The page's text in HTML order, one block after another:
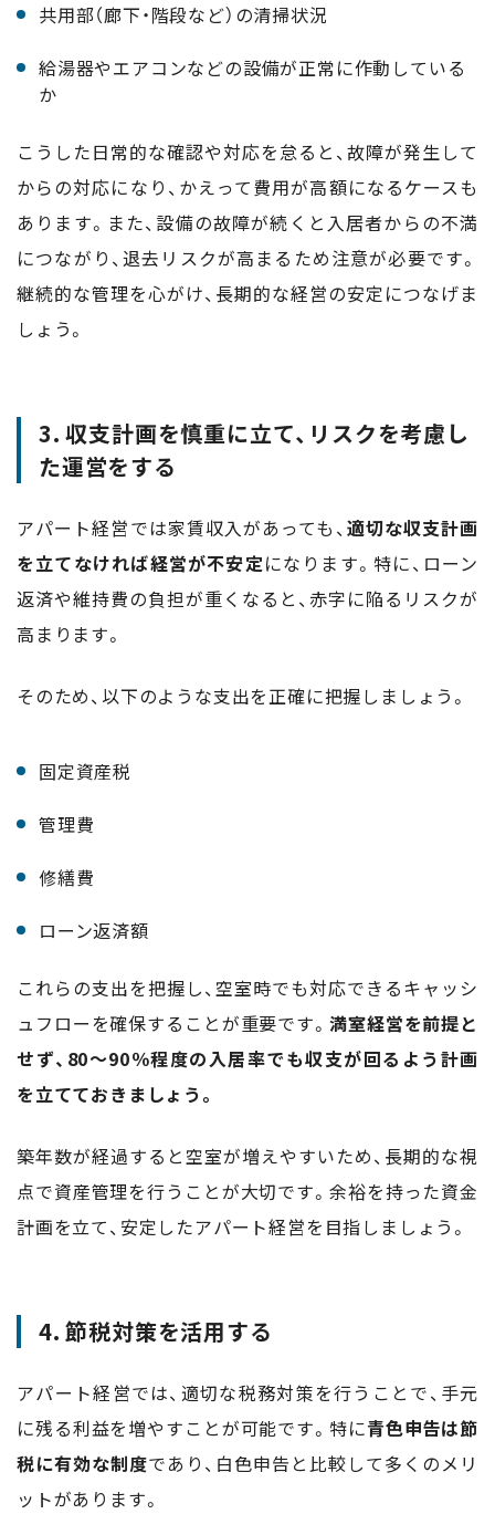
共用部（廊下・階段など）の清掃状況
給湯器やエアコンなどの設備が正常に作動している
か
こうした日常的な確認や対応を怠ると、故障が発生して
からの対応になり、かえって費用が高額になるケースも
あります。また、設備の故障が続くと入居者からの不満
につながり、退去リスクが高まるため注意が必要です。
継続的な管理を心がけ、長期的な経営の安定につなげま
しょう。
3. 収支計画を慎重に立て、リスクを考慮し
た運営をする
アパート経営では家賃収入があっても、 適切な収支計画
を立てなければ経営が不安定になります。特に、ローン
返済や維持費の負担が重くなると、赤字に陥るリスクが
高まります。
そのため、以下のような支出を正確に把握しましょう。
固定資産税
管理費
修繕費
ローン返済額
これらの支出を把握し、空室時でも対応できるキャッシ
ュフローを確保することが重要です。満室経営を前提と
せず、80〜90％程度の入居率でも収支が回るよう計画
を立てておきましょう。
築年数が経過すると空室が増えやすいため、長期的な視
点で資産管理を行うことが大切です。余裕を持った資金
計画を立て、安定したアパート経営を目指しましょう。
4. 節税対策を活用する
アパート経営では、適切な税務対策を行うことで、手元
に残る利益を増やすことが可能です。特に青色申告は節
税に有効な制度であり、白色申告と比較して多くのメリ
ットがあります。